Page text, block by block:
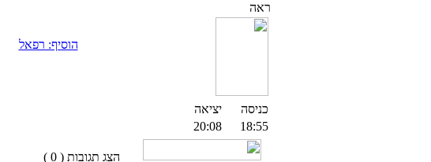
ראה
כניסה
יציאה
18:55
20:08
הוסיף: רפאל
הצג תגובות ( 0 )